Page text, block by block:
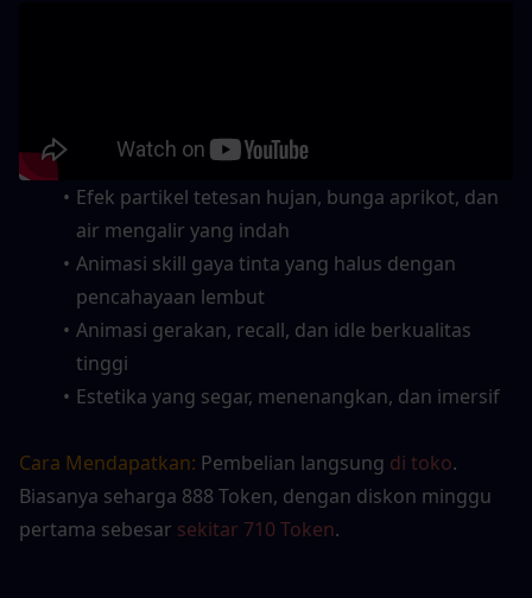
Efek partikel tetesan hujan, bunga aprikot, dan
air mengalir yang indah
Animasi skill gaya tinta yang halus dengan
pencahayaan lembut
Animasi gerakan, recall, dan idle berkualitas
tinggi
Estetika yang segar, menenangkan, dan imersif
Cara Mendapatkan: Pembelian langsung di toko.
Biasanya seharga 888 Token, dengan diskon minggu
pertama sebesar sekitar 710 Token.